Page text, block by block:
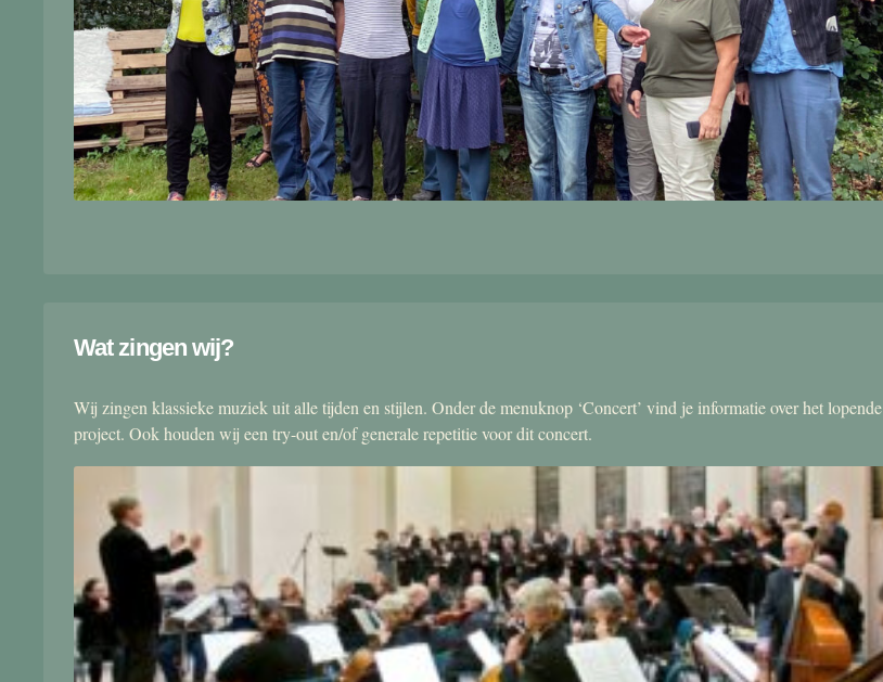
Wat zingen wij?
Wij zingen klassieke muziek uit alle tijden en stijlen. Onder de menuknop ‘Concert’ vind je informatie over het lopende
project. Ook houden wij een try-out en/of generale repetitie voor dit concert.